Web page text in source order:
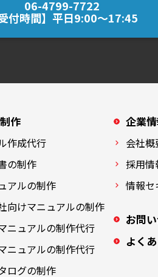
06-4799-7722
受付時間】平日9:00～17:45
作
作成代行
の制作
アルの制作
向けマニュアルの制作
ニュアルの制作代行
ニュアルの制作代行
ログの制作
企業
会社概
採用情
情報セ
お問
よく